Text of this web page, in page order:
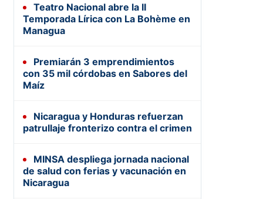
Teatro Nacional abre la II
Temporada Lírica con La Bohème en
Managua
Premiarán 3 emprendimientos
con 35 mil córdobas en Sabores del
Maíz
Nicaragua y Honduras refuerzan
patrullaje fronterizo contra el crimen
MINSA despliega jornada nacional
de salud con ferias y vacunación en
Nicaragua